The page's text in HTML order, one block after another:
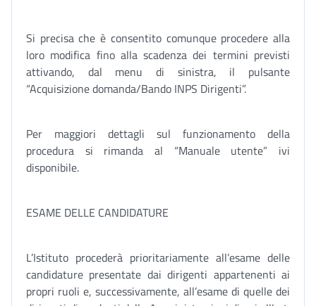
Si precisa che è consentito comunque procedere alla
loro modifica fino alla scadenza dei termini previsti
attivando, dal menu di sinistra, il pulsante
“Acquisizione domanda/Bando INPS Dirigenti”.
Per maggiori dettagli sul funzionamento della
procedura si rimanda al “Manuale utente” ivi
disponibile.
ESAME DELLE CANDIDATURE
L’Istituto procederà prioritariamente all’esame delle
candidature presentate dai dirigenti appartenenti ai
propri ruoli e, successivamente, all’esame di quelle dei